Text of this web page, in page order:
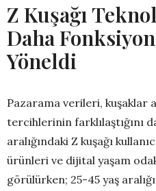
Z Kuşağı
Daha
Yöneldi
Pazarama verileri, kuşaklar
tercihlerinin farklılaştığını
aralığındaki Z kuşağı
ürünleri ve dijital yaşam
görülürken; 25-45 yaş